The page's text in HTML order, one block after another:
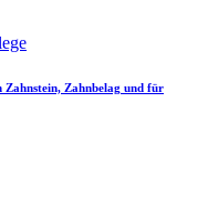
Zahnstein, Zahnbelag und für